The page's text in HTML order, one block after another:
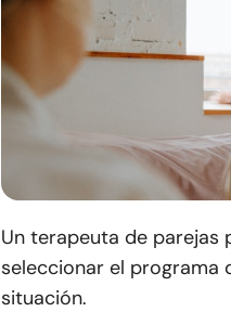
Un terapeuta de parejas
seleccionar el programa
situación.